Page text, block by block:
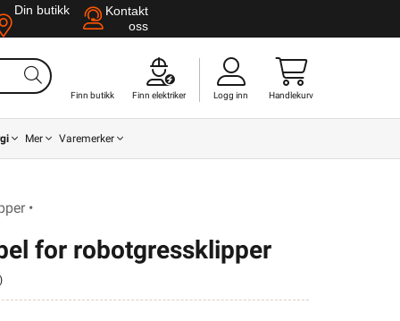
Din butikk
Kontakt
oss
Finn butikk Finn elektriker Logg inn Handlekurv
Mer Varemerker
•
for robotgressklipper
)